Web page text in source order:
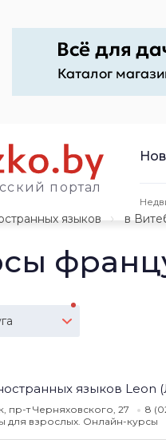
портал
языков
в
языков Leon
пр-т Черняховского, 27 8
для взрослых. Онлайн-курсы